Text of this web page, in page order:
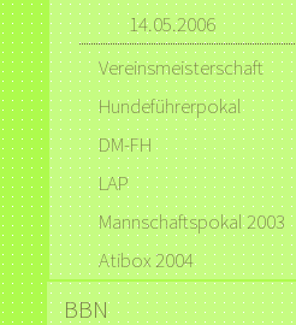
14.05.2006
Vereinsmeisterschaft
Hundeführerpokal
DM-FH
LAP
Mannschaftspokal 2003
Atibox 2004
BBN